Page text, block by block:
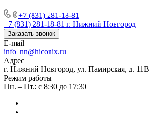
+7 (831) 281-18-81
+7 (831) 281-18-81 г. Нижний Новгород
Заказать звонок
E-mail
info_nn@hiconix.ru
Адрес
г. Нижний Новгород, ул. Памирская, д. 11В
Режим работы
Пн. – Пт.: с 8:30 до 17:30